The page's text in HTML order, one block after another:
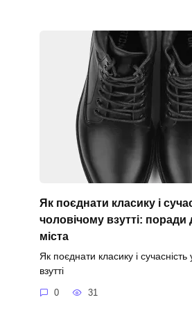
Як поєднати класику і
чоловічому взутті:
міста
Як поєднати класику і сучасність
взутті
0 31